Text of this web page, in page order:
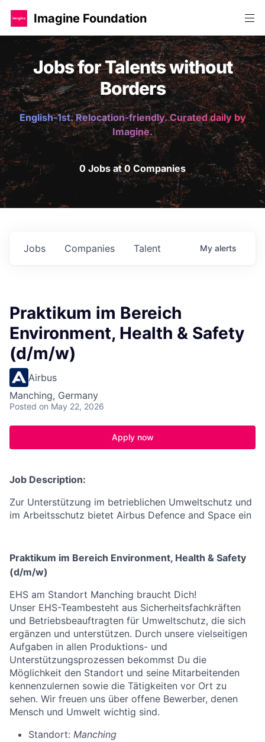
Imagine Foundation
Jobs for Talents without
Borders
English-1st. Relocation-friendly. Curated daily by
Imagine.
0 Jobs at 0 Companies
Jobs Companies Talent My alerts
Praktikum im Bereich
Environment, Health & Safety
(d/m/w)
Airbus
Manching, Germany
Posted on May 22, 2026
Apply now
Job Description:
Zur Unterstützung im betrieblichen Umweltschutz und
im Arbeitsschutz bietet Airbus Defence and Space ein
Praktikum im Bereich Environment, Health & Safety
(d/m/w)
EHS am Standort Manching braucht Dich!
Unser EHS-Teambesteht aus Sicherheitsfachkräften
und Betriebsbeauftragten für Umweltschutz, die sich
ergänzen und unterstützen. Durch unsere vielseitigen
Aufgaben in allen Produktions- und
Unterstützungsprozessen bekommst Du die
Möglichkeit den Standort und seine Mitarbeitenden
kennenzulernen sowie die Tätigkeiten vor Ort zu
sehen. Wir freuen uns über offene Bewerber, denen
Mensch und Umwelt wichtig sind.
Standort: Manching